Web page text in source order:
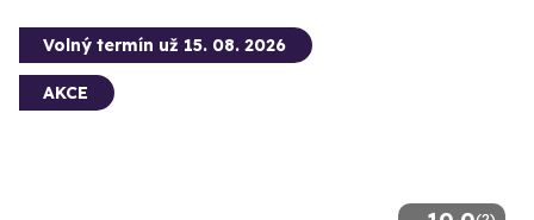
Volný termín už 15. 08. 2026
AKCE